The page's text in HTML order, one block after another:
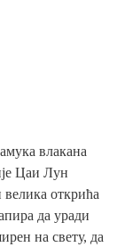
влакана
Цаи Лун
открића
да уради
на свету, да